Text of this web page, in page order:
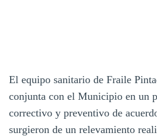
El equipo sanitario de Fraile
conjunta con el Municipio en un
correctivo y preventivo de
surgieron de un relevamiento